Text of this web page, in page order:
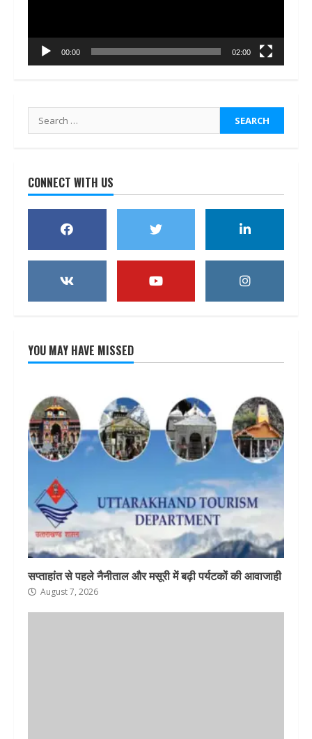
00:00 02:00
Search
for:
CONNECT WITH US
YOU MAY HAVE MISSED
सप्ताहांत से पहले नैनीताल और मसूरी में बढ़ी पर्यटकों की आवाजाही
August 7, 2026